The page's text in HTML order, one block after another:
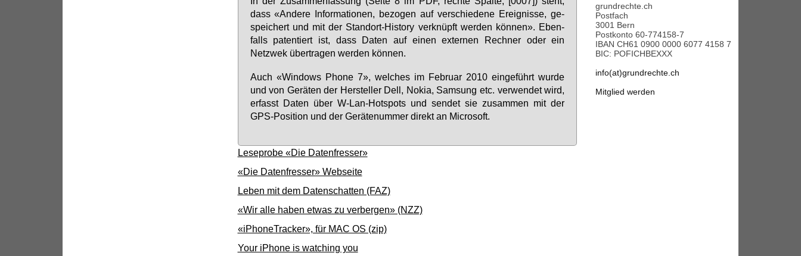
dass «An­de­re In­for­ma­tio­nen, be­zo­gen auf ver­schie­de­ne Er­eig­nis­se, ge­
spei­chert und mit der Stand­ort-His­to­ry ver­knüpft wer­den kön­nen». Eben­
falls pa­ten­tiert ist, dass Da­ten auf ei­nen ex­ter­nen Rech­ner oder ein
Netzwek über­tra­gen wer­den kön­nen.
Auch «Win­dows Pho­ne 7», wel­ches im Fe­bru­ar 2010 ein­ge­führt wur­de
und von Ge­rä­ten der Her­stel­ler Dell, No­kia, Samsung etc. ver­wen­det wird,
er­fasst Da­ten über W-Lan-Hot­spots und sen­det sie zu­sam­men mit der
GPS-Po­si­ti­on und der Ge­rä­te­num­mer di­rekt an Mi­cro­soft.
Leseprobe «Die Datenfresser»
«Die Datenfresser» Webseite
Leben mit dem Datenschatten (FAZ)
«Wir alle haben etwas zu verbergen» (NZZ)
«iPhoneTracker», für MAC OS (zip)
Your iPhone is watching you
grundrechte.ch
Postfach
3001 Bern
Postkonto 60-774158-7
IBAN CH61 0900 0000 6077 4158 7
BIC: POFICHBEXXX
info(at)grundrechte.ch
Mitglied werden